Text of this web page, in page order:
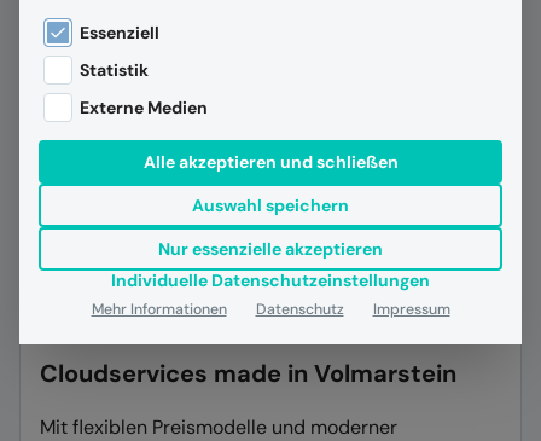
17.02.2022 Managed Services Referenzen
Cloudservices made in Volmarstein
Mit flexiblen Preismodelle und moderner
Es folgt eine Liste der Service-Gruppen, für die
Essenziell
Statistik
Externe Medien
Alle akzeptieren und schließen
Auswahl speichern
Nur essenzielle akzeptieren
Individuelle Datenschutzeinstellungen
Mehr Informationen Datenschutz Impressum